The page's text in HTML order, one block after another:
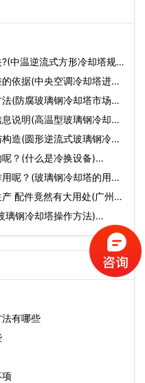
中温逆流式方形冷却塔规
依据(中央空调冷却塔进出
(防腐玻璃钢冷却塔市场行
说明(高温型玻璃钢冷却塔
造(圆形逆流式玻璃钢冷却
？(什么是冷换设备)…
呢？(玻璃钢冷却塔的用处)
配件竟然有大用处(广州冷
璃钢冷却塔操作方法)…
有哪些